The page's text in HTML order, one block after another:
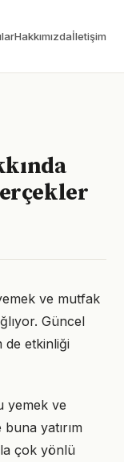
Hakkımızdaİletişim
ve mutfak
Güncel
de etkinliği
yemek ve
yatırım
çok yönlü